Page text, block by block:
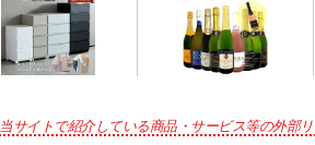
当サイトで紹介している商品・サービス等の外部